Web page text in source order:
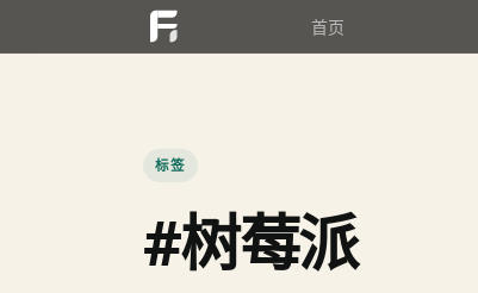
首页
标签
#树莓派